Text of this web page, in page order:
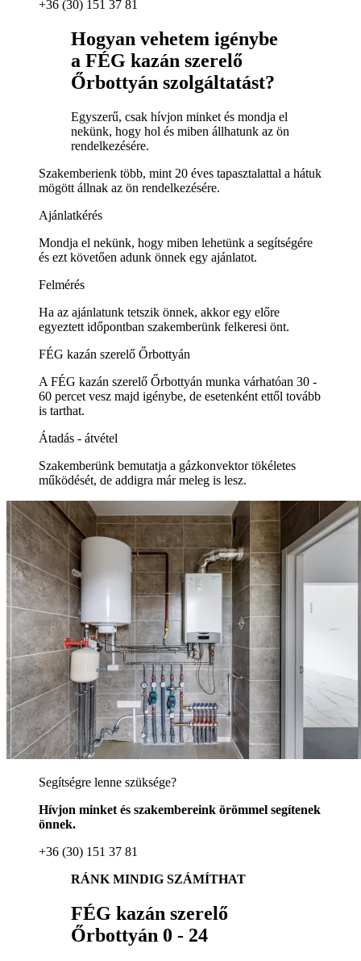
+36 (30) 151 37 81
Hogyan vehetem igénybe
a FÉG kazán szerelő
Őrbottyán szolgáltatást?
Egyszerű, csak hívjon minket és mondja el
nekünk, hogy hol és miben állhatunk az ön
rendelkezésére.
Szakemberienk több, mint 20 éves tapasztalattal a hátuk
mögött állnak az ön rendelkezésére.
Ajánlatkérés
Mondja el nekünk, hogy miben lehetünk a segítségére
és ezt követően adunk önnek egy ajánlatot.
Felmérés
Ha az ajánlatunk tetszik önnek, akkor egy előre
egyeztett időpontban szakemberünk felkeresi önt.
FÉG kazán szerelő Őrbottyán
A FÉG kazán szerelő Őrbottyán munka várhatóan 30 -
60 percet vesz majd igénybe, de esetenként ettől tovább
is tarthat.
Átadás - átvétel
Szakemberünk bemutatja a gázkonvektor tökéletes
működését, de addigra már meleg is lesz.
Segítségre lenne szüksége?
Hívjon minket és szakembereink örömmel segítenek
önnek.
+36 (30) 151 37 81
RÁNK MINDIG SZÁMÍTHAT
FÉG kazán szerelő
Őrbottyán 0 - 24